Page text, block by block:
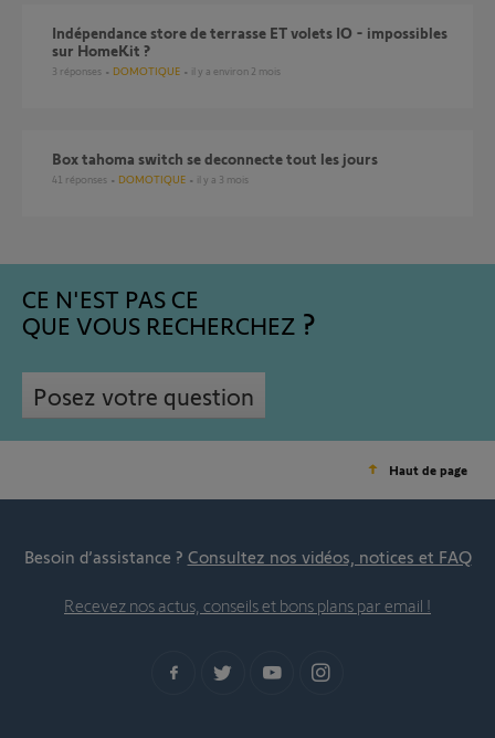
Indépendance store de terrasse ET volets IO - impossibles
sur HomeKit ?
3 réponses DOMOTIQUE il y a environ 2 mois
Box tahoma switch se deconnecte tout les jours
41 réponses DOMOTIQUE il y a 3 mois
CE N'EST PAS CE
QUE VOUS RECHERCHEZ
Posez votre question
Haut de page
Besoin d’assistance ? Consultez nos vidéos, notices et FAQ
Recevez nos actus, conseils et bons plans par email !